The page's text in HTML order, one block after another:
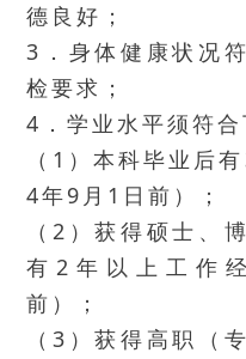
德良好；
3．身体健康状况
检要求；
4．学业水平须符合
（1）本科毕业后
4年9月1日前）；
（2）获得硕士、
有2年以上工作
前）；
（3）获得高职（